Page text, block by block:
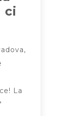
ci
La